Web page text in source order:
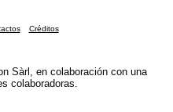
Créditos
Sàrl, en colaboración con una
colaboradoras.